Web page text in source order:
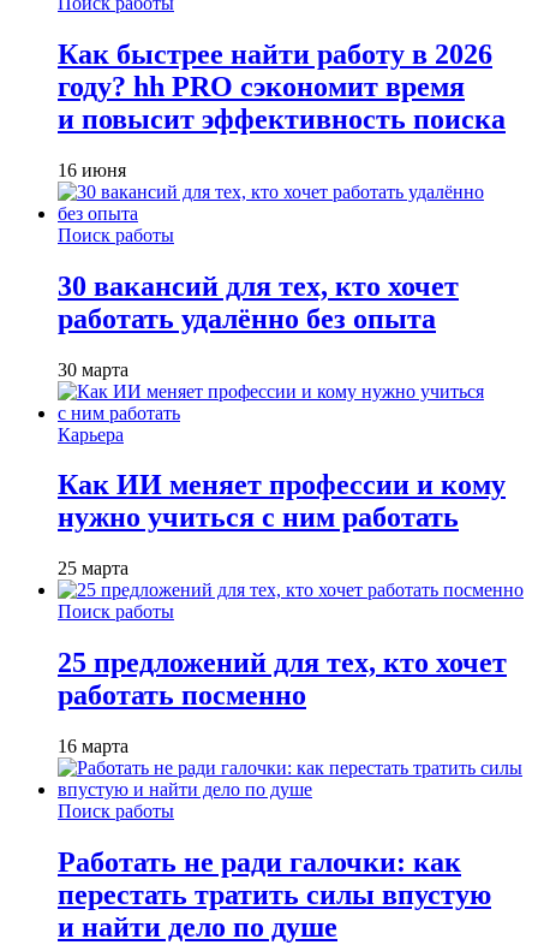
Как быстрее найти работу в 2026
году? hh PRO сэкономит время
и повысит эффективность поиска
16 июня
Поиск работы
30 вакансий для тех, кто хочет
работать удалённо без опыта
30 марта
Карьера
Как ИИ меняет профессии и кому
нужно учиться с ним работать
25 марта
Поиск работы
25 предложений для тех, кто хочет
работать посменно
16 марта
Поиск работы
Работать не ради галочки: как
перестать тратить силы впустую
и найти дело по душе